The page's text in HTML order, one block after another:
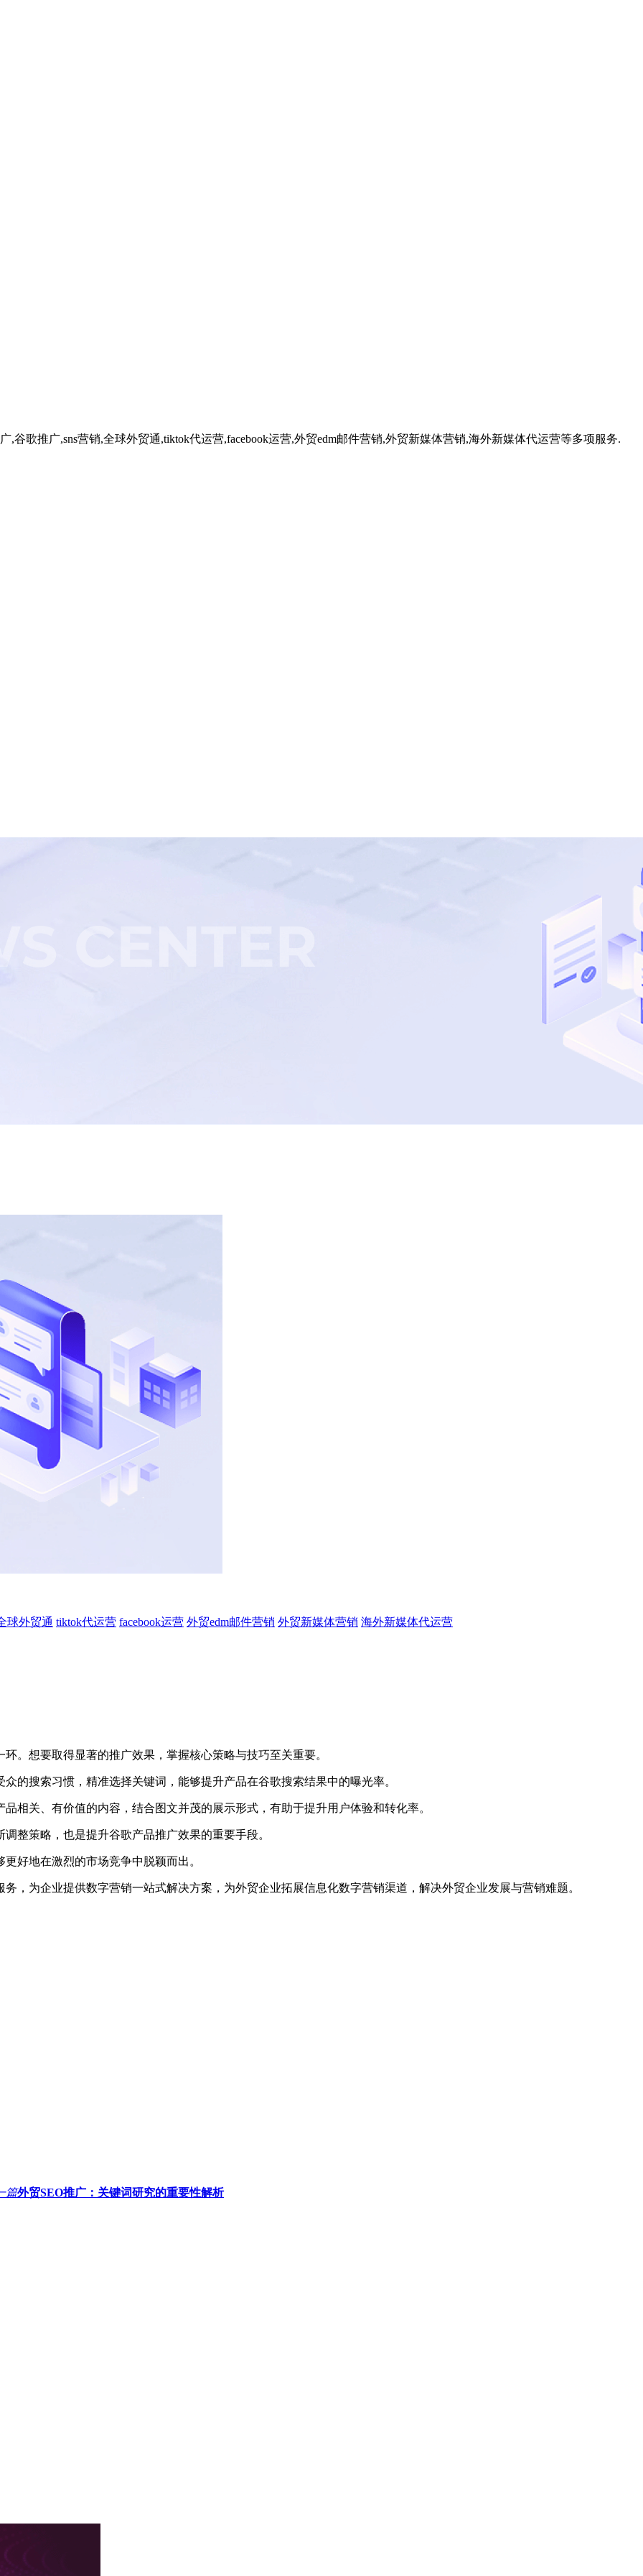
歌推广,sns营销,全球外贸通,tiktok代运营,facebook运营,外贸edm邮件营销,外贸新媒体营销,海外新媒体代运营等多项服务.
球外贸通 tiktok代运营 facebook运营 外贸edm邮件营销 外贸新媒体营销 海外新媒体代运营
。想要取得显著的推广效果，掌握核心策略与技巧至关重要。
搜索习惯，精准选择关键词，能够提升产品在谷歌搜索结果中的曝光率。
关、有价值的内容，结合图文并茂的展示形式，有助于提升用户体验和转化率。
策略，也是提升谷歌产品推广效果的重要手段。
好地在激烈的市场竞争中脱颖而出。
为企业提供数字营销一站式解决方案，为外贸企业拓展信息化数字营销渠道，解决外贸企业发展与营销难题。
篇外贸SEO推广：关键词研究的重要性解析